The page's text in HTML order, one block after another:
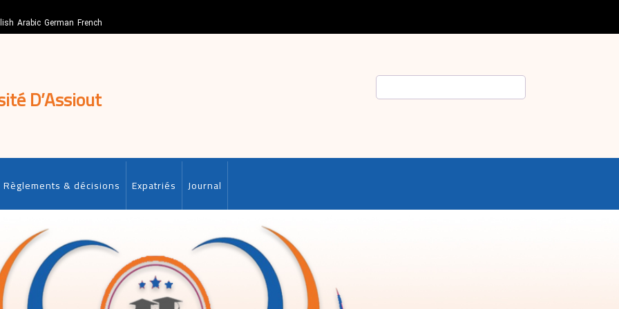
Arabic German French
D’Assiout
Règlements & décisions Expatriés Journal